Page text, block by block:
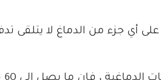
على أي جزء من الدماغ لا